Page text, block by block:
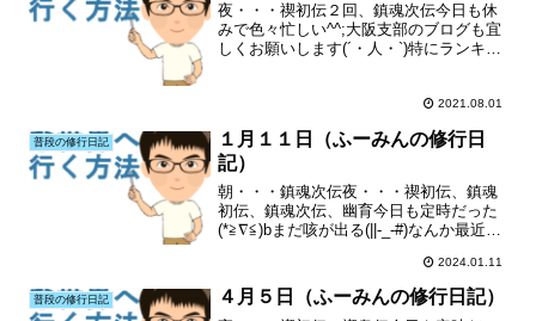
夜・・・禊初伝２回、鎮魂次伝今日も休
みで色々忙しい^^;大阪支部のブログも宜
しくお願いします(´・人・`)特にランキン
2021.08.01
普段の修行日記
１月１１日（ふーみんの修行日
記）
朝・・・鎮魂次伝夜・・・禊初伝、鎮魂
初伝、鎮魂次伝、幽育今日も定時だった
(*≧∇≦)bまだ咳が出る(||-_-#)なんか最近、
のに届いていなかったり、メールが届か
なかったり(T^T)大阪支部のブログ...
2024.01.11
普段の修行日記 ４月５日（ふーみんの修行日記）